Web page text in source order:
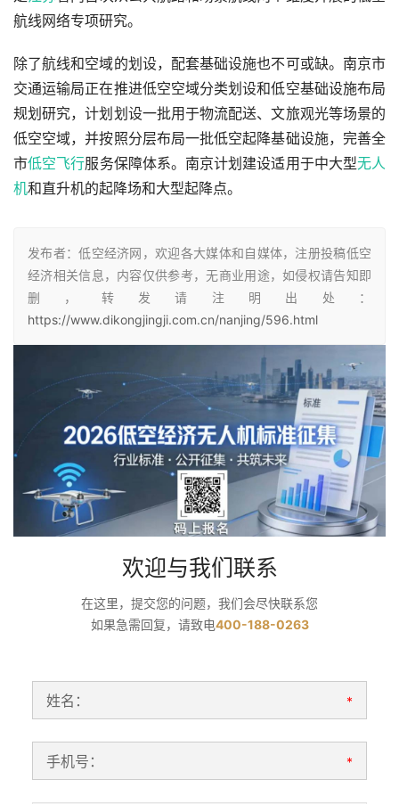
航线网络专项研究。
除了航线和空域的划设，配套基础设施也不可或缺。南京市
交通运输局正在推进低空空域分类划设和低空基础设施布局
规划研究，计划划设一批用于物流配送、文旅观光等场景的
低空空域，并按照分层布局一批低空起降基础设施，完善全
市低空飞行服务保障体系。南京计划建设适用于中大型无人
机和直升机的起降场和大型起降点。
发布者：低空经济网，欢迎各大媒体和自媒体，注册投稿低空
经济相关信息，内容仅供参考，无商业用途，如侵权请告知即
删，转发请注明出处：
https://www.dikongjingji.com.cn/nanjing/596.html
欢迎与我们联系
在这里，提交您的问题，我们会尽快联系您
如果急需回复，请致电400-188-0263
姓名： *
手机号： *